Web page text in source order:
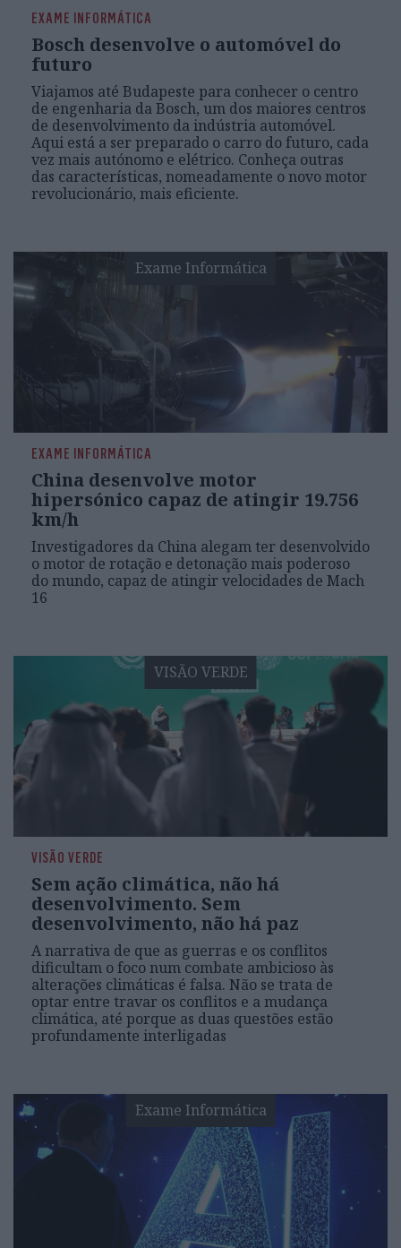
EXAME INFORMÁTICA
Bosch desenvolve o automóvel do
futuro
Viajamos até Budapeste para conhecer o centro
de engenharia da Bosch, um dos maiores centros
de desenvolvimento da indústria automóvel.
Aqui está a ser preparado o carro do futuro, cada
vez mais autónomo e elétrico. Conheça outras
das características, nomeadamente o novo motor
revolucionário, mais eficiente.
Exame Informática
EXAME INFORMÁTICA
China desenvolve motor
hipersónico capaz de atingir 19.756
km/h
Investigadores da China alegam ter desenvolvido
o motor de rotação e detonação mais poderoso
do mundo, capaz de atingir velocidades de Mach
16
VISÃO VERDE
VISÃO VERDE
Sem ação climática, não há
desenvolvimento. Sem
desenvolvimento, não há paz
A narrativa de que as guerras e os conflitos
dificultam o foco num combate ambicioso às
alterações climáticas é falsa. Não se trata de
optar entre travar os conflitos e a mudança
climática, até porque as duas questões estão
profundamente interligadas
Exame Informática